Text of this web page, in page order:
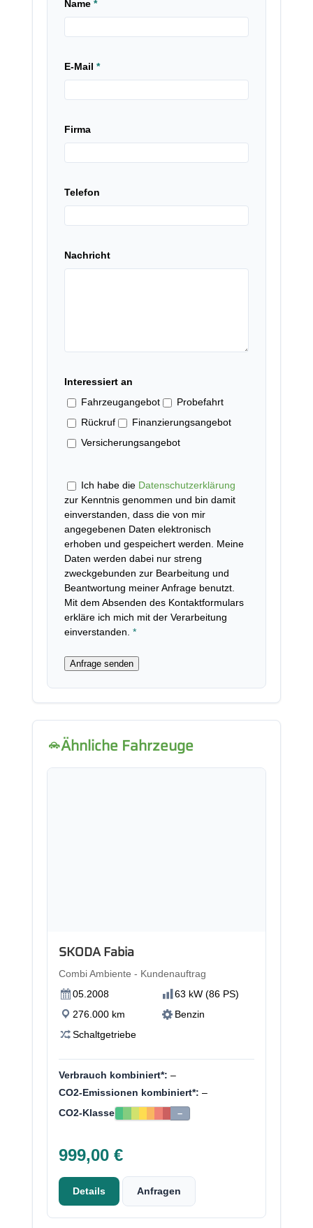
Name *
E-Mail *
Firma
Telefon
Nachricht
Interessiert an
Fahrzeugangebot
Probefahrt
Rückruf
Finanzierungsangebot
Versicherungsangebot
Ich habe die Datenschutzerklärung
zur Kenntnis genommen und bin damit
einverstanden, dass die von mir
angegebenen Daten elektronisch
erhoben und gespeichert werden. Meine
Daten werden dabei nur streng
zweckgebunden zur Bearbeitung und
Beantwortung meiner Anfrage benutzt.
Mit dem Absenden des Kontaktformulars
erkläre ich mich mit der Verarbeitung
einverstanden. *
Anfrage senden
Ähnliche Fahrzeuge
SKODA Fabia
Combi Ambiente - Kundenauftrag
05.2008
63 kW (86 PS)
276.000 km
Benzin
Schaltgetriebe
Verbrauch kombiniert*: –
CO2-Emissionen kombiniert*: –
CO2-Klasse
–
999,00 €
Details Anfragen